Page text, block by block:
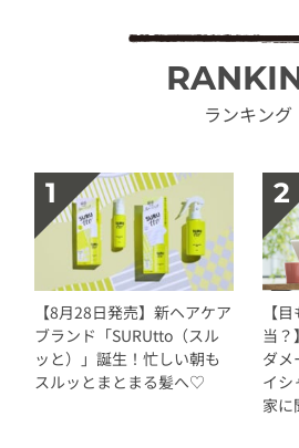
ランキング
【8月28日発売】新ヘアケア
ブランド「SURUtto（スル
ッと）」誕生！忙しい朝も
スルッとまとまる髪へ♡
【
当
ダメ
イシ
家に